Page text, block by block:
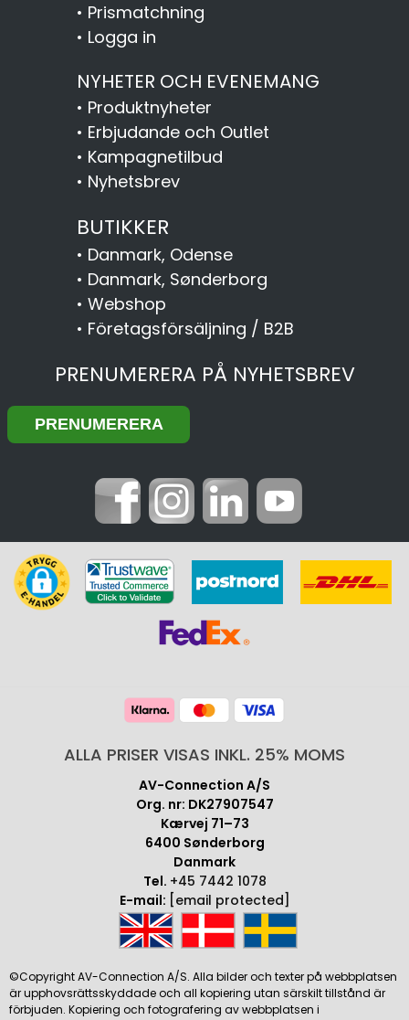
• Prismatchning
• Logga in
NYHETER OCH EVENEMANG
• Produktnyheter
• Erbjudande och Outlet
• Kampagnetilbud
• Nyhetsbrev
BUTIKKER
• Danmark, Odense
• Danmark, Sønderborg
• Webshop
• Företagsförsäljning / B2B
PRENUMERERA PÅ NYHETSBREV
ALLA PRISER VISAS INKL. 25% MOMS
AV-Connection A/S
Org. nr: DK27907547
Kærvej 71–73
6400 Sønderborg
Danmark
Tel. +45 7442 1078
E-mail: [email protected]
©Copyright AV-Connection A/S. Alla bilder och texter på webbplatsen
är upphovsrättsskyddade och all kopiering utan särskilt tillstånd är
förbjuden. Kopiering och fotografering av webbplatsen i